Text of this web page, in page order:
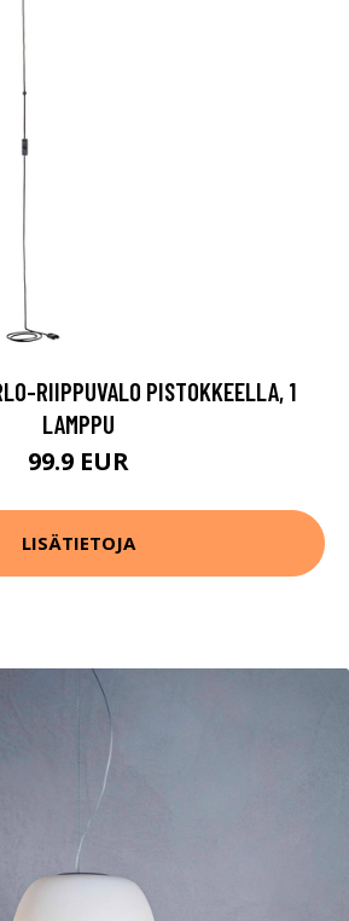
RIIPPUVALO PISTOKKEELLA, 1
LAMPPU
99.9 EUR
LISÄTIETOJA